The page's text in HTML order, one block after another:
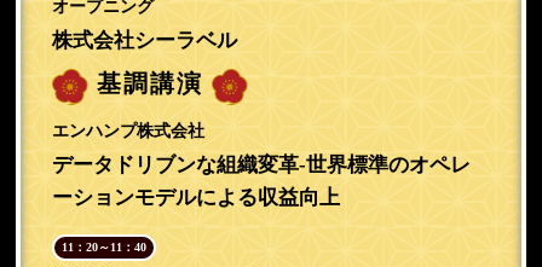
オープニング
株式会社シーラベル
基調講演
エンハンプ株式会社
データドリブンな組織変革-世界標準のオペレ
ーションモデルによる収益向上
11：20～11：40